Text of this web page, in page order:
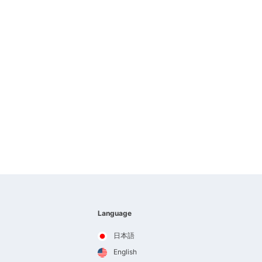
Language
日本語
English